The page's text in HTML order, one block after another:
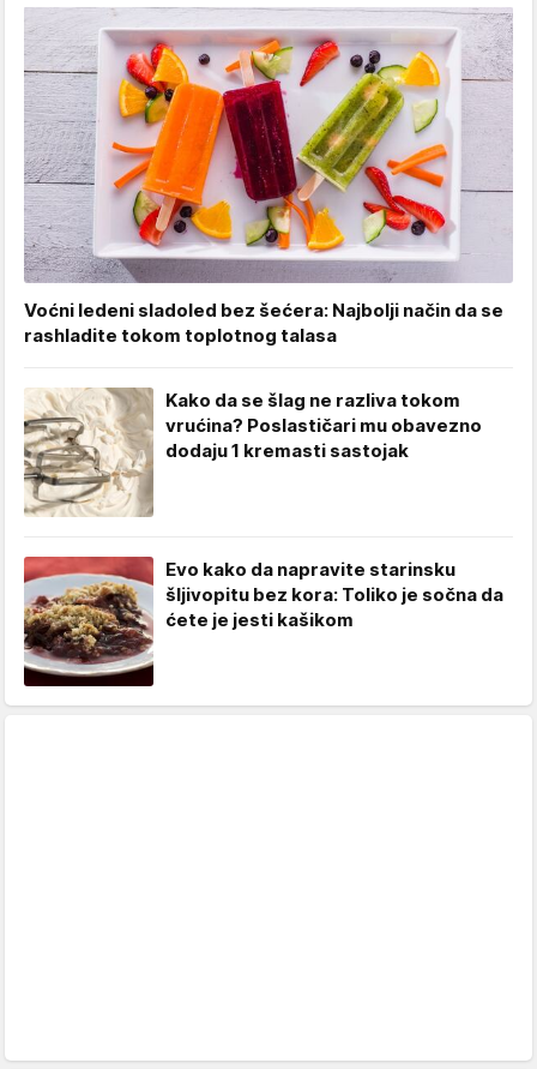
Voćni ledeni sladoled bez šećera: Najbolji način da se
rashladite tokom toplotnog talasa
Kako da se šlag ne razliva tokom
vrućina? Poslastičari mu obavezno
dodaju 1 kremasti sastojak
Evo kako da napravite starinsku
šljivopitu bez kora: Toliko je sočna da
ćete je jesti kašikom